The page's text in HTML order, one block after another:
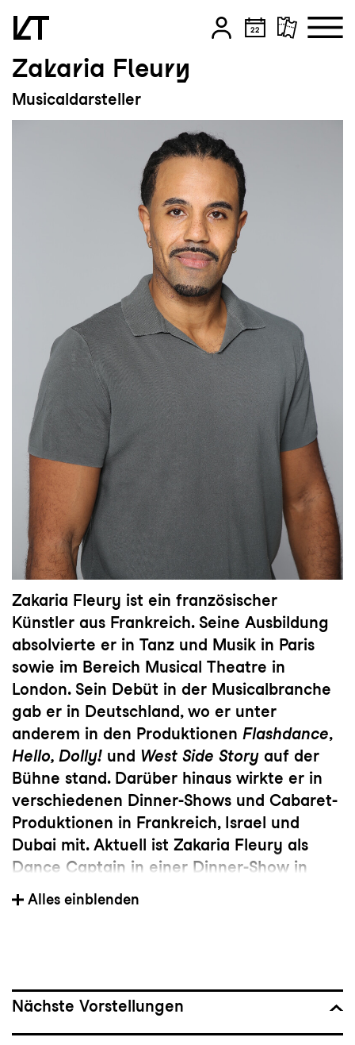
Zum Hauptinhalt springen
Zum Footer springen
Zakaria Fleury
Musicaldarsteller
Zakaria Fleury ist ein französischer
Künstler aus Frankreich. Seine Ausbildung
absolvierte er in Tanz und Musik in Paris
sowie im Bereich Musical Theatre in
London. Sein Debüt in der Musicalbranche
gab er in Deutschland, wo er unter
anderem in den Produktionen Flashdance,
Hello, Dolly! und West Side Story auf der
Bühne stand. Darüber hinaus wirkte er in
verschiedenen Dinner-Shows und Cabaret-
Produktionen in Frankreich, Israel und
Dubai mit. Aktuell ist Zakaria Fleury als
Dance Captain in einer Dinner-Show in
Paris tätig und übernahm zuletzt die Rolle
des Crissy im Musical
Alles einblenden
Nächste Vorstellungen